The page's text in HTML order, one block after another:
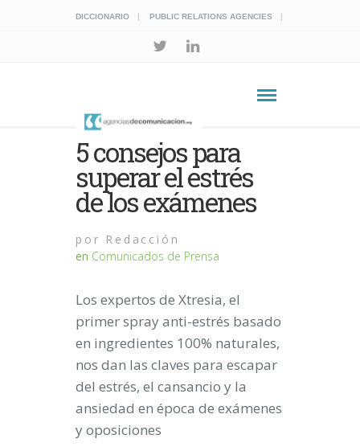
DICCIONARIO PUBLIC RELATIONS AGENCIES
5 consejos para
superar el estrés
de los exámenes
por Redacción
en Comunicados de Prensa
Los expertos de Xtresia, el
primer spray anti-estrés basado
en ingredientes 100% naturales,
nos dan las claves para escapar
del estrés, el cansancio y la
ansiedad en época de exámenes
y oposiciones